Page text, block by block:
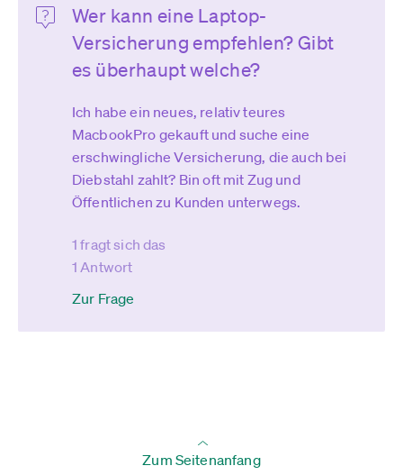
Wer kann eine Laptop-
Versicherung empfehlen? Gibt
es überhaupt welche?
Ich habe ein neues, relativ teures
MacbookPro gekauft und suche eine
erschwingliche Versicherung, die auch bei
Diebstahl zahlt? Bin oft mit Zug und
Öffentlichen zu Kunden unterwegs.
1 fragt sich das
1 Antwort
Zur Frage
Zum Seitenanfang